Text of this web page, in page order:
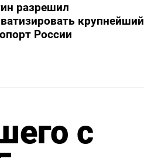
разрешил
крупнейший
России
с